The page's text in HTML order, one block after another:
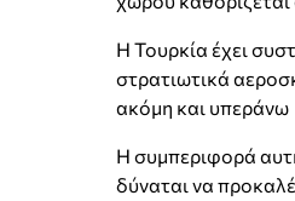
Η Τουρκία έχει
στρατιωτικά
ακόμη και υπεράνω
Η συμπεριφορά
δύναται να